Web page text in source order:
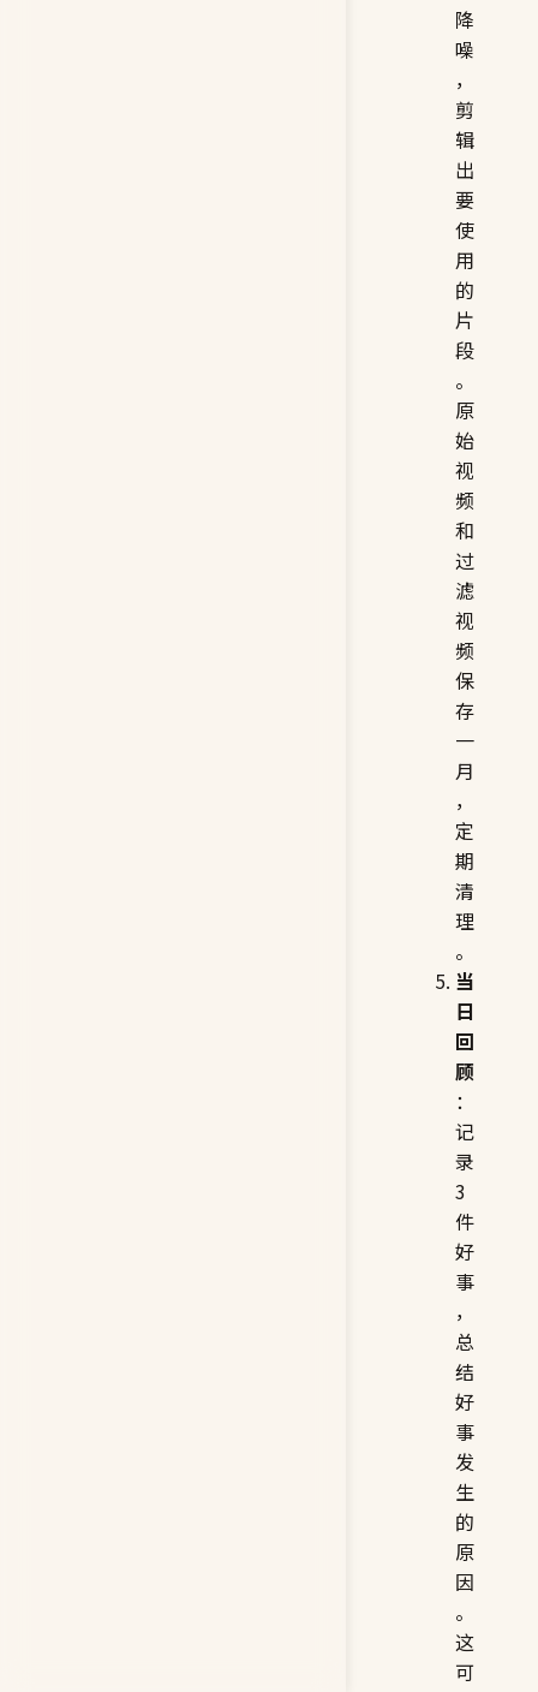
放
降
噪
，
剪
辑
出
要
使
用
的
片
段
。
原
始
视
频
和
过
滤
视
频
保
存
一
月
，
定
期
清
理
。
当
日
回
顾
：
记
录
3
件
好
事
，
总
结
好
事
发
生
的
原
因
。
这